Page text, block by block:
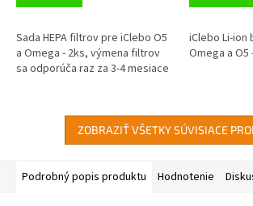
Sada HEPA filtrov pre iClebo O5
a Omega - 2ks, výmena filtrov
sa odporúča raz za 3-4 mesiace
iClebo Li-ion
Omega a O5
ZOBRAZIŤ VŠETKY SÚVISIACE
Podrobný popis produktu Hodnotenie